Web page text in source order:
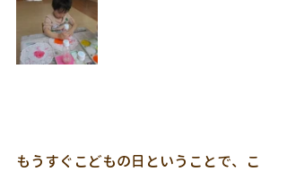
もうすぐこどもの日ということで、こ